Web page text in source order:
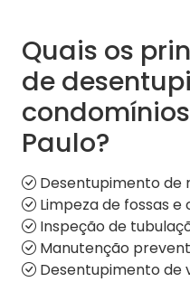
Quais os
de
Paulo?
Desentupimento de
Limpeza de fossas
Inspeção de
Manutenção
Desentupimento de